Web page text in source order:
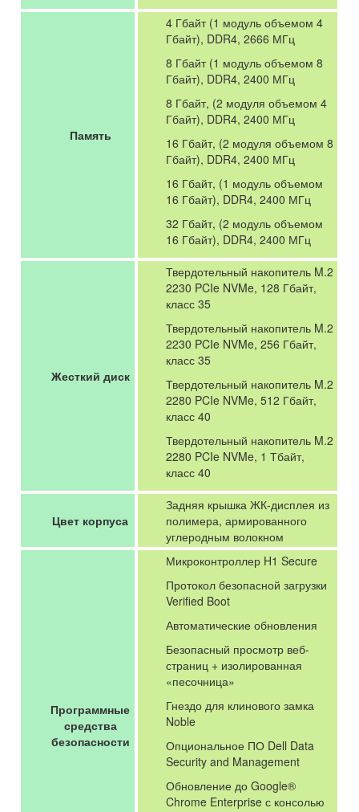
Память
4 Гбайт (1 модуль объемом 4
Гбайт), DDR4, 2666 МГц
8 Гбайт (1 модуль объемом 8
Гбайт), DDR4, 2400 МГц
8 Гбайт, (2 модуля объемом 4
Гбайт), DDR4, 2400 МГц
16 Гбайт, (2 модуля объемом 8
Гбайт), DDR4, 2400 МГц
16 Гбайт, (1 модуль объемом
16 Гбайт), DDR4, 2400 МГц
32 Гбайт, (2 модуль объемом
16 Гбайт), DDR4, 2400 МГц
Жесткий диск
Твердотельный накопитель M.2
2230 PCIe NVMe, 128 Гбайт,
класс 35
Твердотельный накопитель M.2
2230 PCIe NVMe, 256 Гбайт,
класс 35
Твердотельный накопитель M.2
2280 PCIe NVMe, 512 Гбайт,
класс 40
Твердотельный накопитель M.2
2280 PCIe NVMe, 1 Тбайт,
класс 40
Цвет корпуса
Задняя крышка ЖК-дисплея из
полимера, армированного
углеродным волокном
Программные
средства
безопасности
Микроконтроллер H1 Secure
Протокол безопасной загрузки
Verified Boot
Автоматические обновления
Безопасный просмотр веб-
страниц + изолированная
«песочница»
Гнездо для клинового замка
Noble
Опциональное ПО Dell Data
Security and Management
Обновление до Google®
Chrome Enterprise с консолью